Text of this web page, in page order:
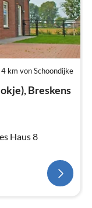
4 km von Schoondijke
Breskens
Haus 8